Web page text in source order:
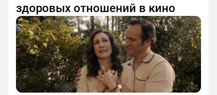
здоровых отношений в кино